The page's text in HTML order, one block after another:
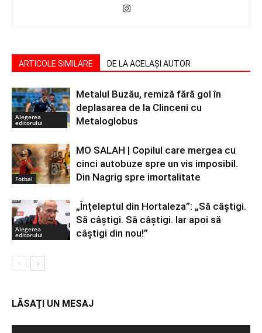
ARTICOLE SIMILARE DE LA ACELAȘI AUTOR
Alegerea
editorului
Metalul Buzău, remiză fără gol în
deplasarea de la Clinceni cu
Metaloglobus
Fotbal
MO SALAH | Copilul care mergea cu
cinci autobuze spre un vis imposibil.
Din Nagrig spre imortalitate
Alegerea
editorului
„Înțeleptul din Hortaleza”: „Să câștigi.
Să câștigi. Să câștigi. Iar apoi să
câștigi din nou!”
LĂSAȚI UN MESAJ